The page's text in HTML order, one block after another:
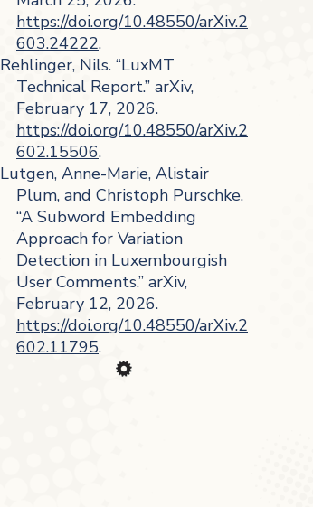
https://doi.org/10.48550/arXiv.2
603.24222.
Rehlinger, Nils. “LuxMT
Technical Report.” arXiv,
February 17, 2026.
https://doi.org/10.48550/arXiv.2
602.15506.
Lutgen, Anne-Marie, Alistair
Plum, and Christoph Purschke.
“A Subword Embedding
Approach for Variation
Detection in Luxembourgish
User Comments.” arXiv,
February 12, 2026.
https://doi.org/10.48550/arXiv.2
602.11795.